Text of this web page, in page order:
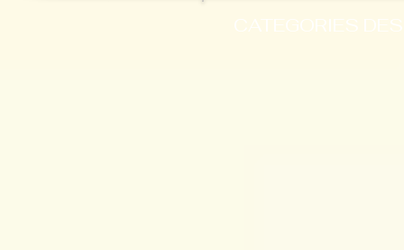
CATEGORIES